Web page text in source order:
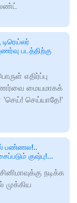
படத்திற்கு
எதிர்ப்பு
மையமாகக்
'செய்! செய்யாதே!'
பண்ணல!..
குஷ்பு!...
நடிக்க
முக்கிய